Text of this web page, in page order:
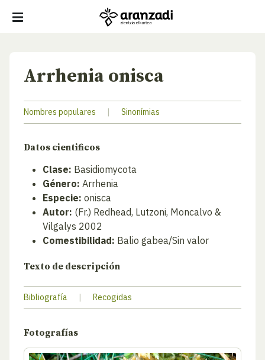
Arrhenia onisca
Nombres populares | Sinonímias
Datos cientificos
Clase: Basidiomycota
Género: Arrhenia
Especie: onisca
Autor: (Fr.) Redhead, Lutzoni, Moncalvo &
Vilgalys 2002
Comestibilidad: Balio gabea/Sin valor
Texto de descripción
Bibliografía | Recogidas
Fotografías